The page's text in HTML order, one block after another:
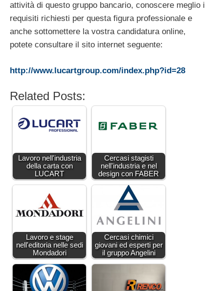
attività di questo gruppo bancario, conoscere meglio i
requisiti richiesti per questa figura professionale e
anche sottomettere la vostra candidatura online,
potete consultare il sito internet seguente:
http://www.lucartgroup.com/index.php?id=28
Related Posts:
Lavoro nell'industria
della carta con
LUCART
Cercasi stagisti
nell'industria e nel
design con FABER
Lavoro e stage
nell'editoria nelle sedi
Mondadori
Cercasi chimici
giovani ed esperti per
il gruppo Angelini